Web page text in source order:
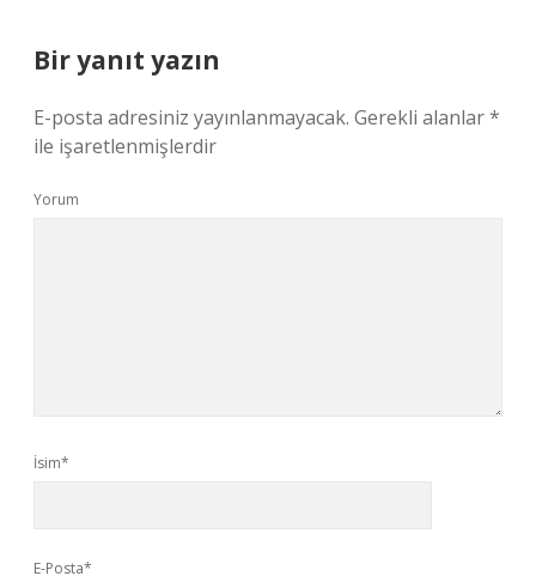
Bir yanıt yazın
E-posta adresiniz yayınlanmayacak. Gerekli alanlar*
ile işaretlenmişlerdir
Yorum
İsim*
E-Posta*